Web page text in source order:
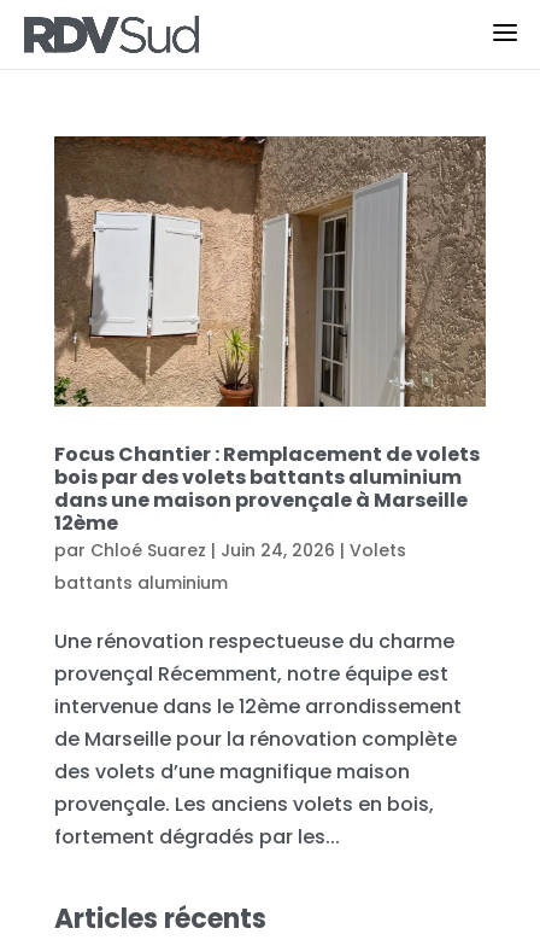
Focus Chantier : Remplacement de volets
bois par des volets battants aluminium
dans une maison provençale à Marseille
12ème
par Chloé Suarez | Juin 24, 2026 | Volets
battants aluminium
Une rénovation respectueuse du charme
provençal Récemment, notre équipe est
intervenue dans le 12ème arrondissement
de Marseille pour la rénovation complète
des volets d’une magnifique maison
provençale. Les anciens volets en bois,
fortement dégradés par les...
Articles récents